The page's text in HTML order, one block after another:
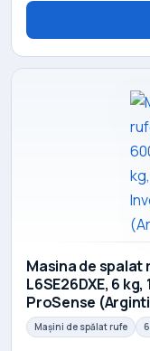
Masina de spalat
L6SE26DXE, 6
ProSense
Mașini de spălat rufe